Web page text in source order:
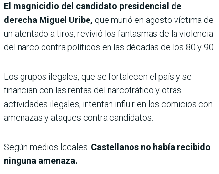
El magnicidio del candidato presidencial de
derecha Miguel Uribe, que murió en agosto víctima de
un atentado a tiros, revivió los fantasmas de la violencia
del narco contra políticos en las décadas de los 80 y 90.
Los grupos ilegales, que se fortalecen el país y se
financian con las rentas del narcotráfico y otras
actividades ilegales, intentan influir en los comicios con
amenazas y ataques contra candidatos.
Según medios locales, Castellanos no había recibido
ninguna amenaza.